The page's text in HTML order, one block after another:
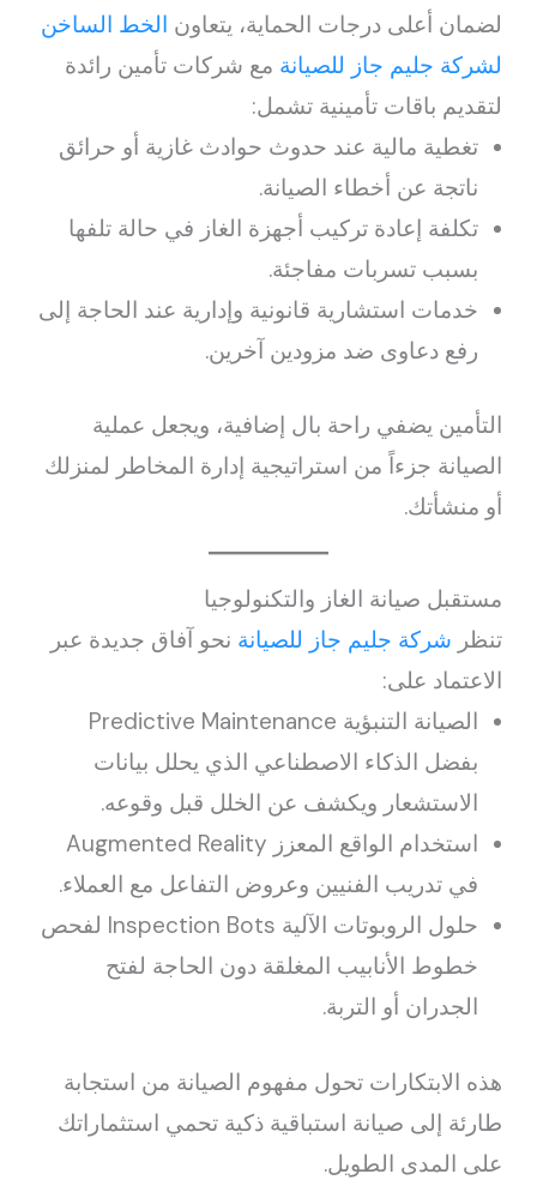
لضمان أعلى درجات الحماية، يتعاون الخط الساخن
لشركة جليم جاز للصيانة مع شركات تأمين رائدة
لتقديم باقات تأمينية تشمل:
تغطية مالية عند حدوث حوادث غازية أو حرائق
ناتجة عن أخطاء الصيانة.
تكلفة إعادة تركيب أجهزة الغاز في حالة تلفها
بسبب تسربات مفاجئة.
خدمات استشارية قانونية وإدارية عند الحاجة إلى
رفع دعاوى ضد مزودين آخرين.
التأمين يضفي راحة بال إضافية، ويجعل عملية
الصيانة جزءاً من استراتيجية إدارة المخاطر لمنزلك
أو منشأتك.
مستقبل صيانة الغاز والتكنولوجيا
تنظر شركة جليم جاز للصيانة نحو آفاق جديدة عبر
الاعتماد على:
الصيانة التنبؤية Predictive Maintenance
بفضل الذكاء الاصطناعي الذي يحلل بيانات
الاستشعار ويكشف عن الخلل قبل وقوعه.
استخدام الواقع المعزز Augmented Reality
في تدريب الفنيين وعروض التفاعل مع العملاء.
حلول الروبوتات الآلية Inspection Bots لفحص
خطوط الأنابيب المغلقة دون الحاجة لفتح
الجدران أو التربة.
هذه الابتكارات تحول مفهوم الصيانة من استجابة
طارئة إلى صيانة استباقية ذكية تحمي استثماراتك
على المدى الطويل.